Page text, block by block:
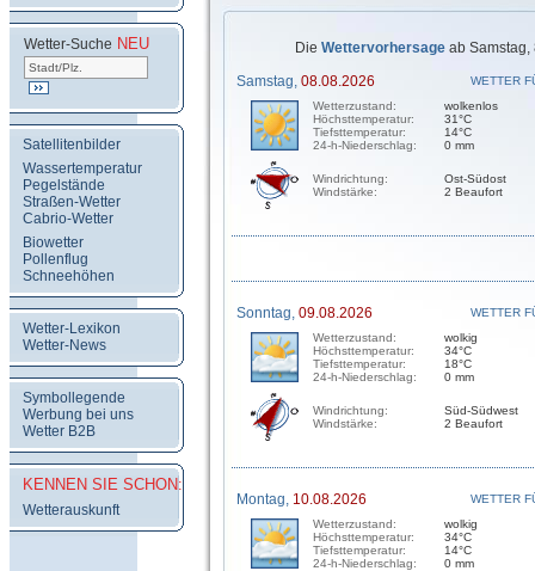
Wetter-Suche NEU
Satellitenbilder
Wassertemperatur
Pegelstände
Straßen-Wetter
Cabrio-Wetter
Biowetter
Pollenflug
Schneehöhen
Wetter-Lexikon
Wetter-News
Symbollegende
Werbung bei uns
Wetter B2B
KENNEN SIE SCHON:
Wetterauskunft
Die Wettervorhersage ab Samstag,
Samstag, 08.08.2026
WETTER
Wetterzustand:
Höchsttemperatur:
Tiefsttemperatur:
24-h-Niederschlag:
wolkenlos
31°C
14°C
0 mm
Windrichtung:
Windstärke:
Ost-Südost
2 Beaufort
Sonntag, 09.08.2026
WETTER
Wetterzustand:
Höchsttemperatur:
Tiefsttemperatur:
24-h-Niederschlag:
wolkig
34°C
18°C
0 mm
Windrichtung:
Windstärke:
Süd-Südwest
2 Beaufort
Montag, 10.08.2026
WETTER
Wetterzustand:
Höchsttemperatur:
Tiefsttemperatur:
24-h-Niederschlag:
wolkig
34°C
14°C
0 mm